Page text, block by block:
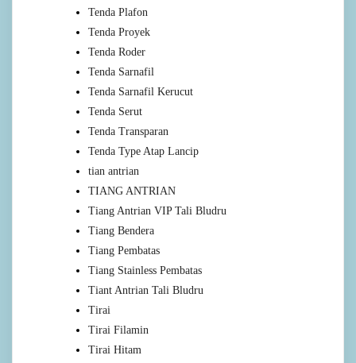
Tenda Plafon
Tenda Proyek
Tenda Roder
Tenda Sarnafil
Tenda Sarnafil Kerucut
Tenda Serut
Tenda Transparan
Tenda Type Atap Lancip
tian antrian
TIANG ANTRIAN
Tiang Antrian VIP Tali Bludru
Tiang Bendera
Tiang Pembatas
Tiang Stainless Pembatas
Tiant Antrian Tali Bludru
Tirai
Tirai Filamin
Tirai Hitam